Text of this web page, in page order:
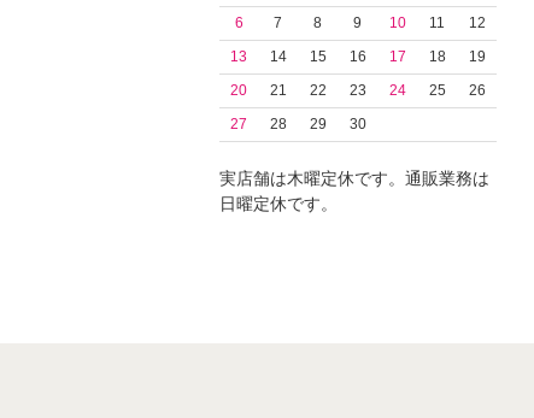
6
7 8 9 10 11
12
13
14 15 16 17 18
19
20
21 22 23 24 25
26
27
28 29 30
実店舗は木曜定休です。通販業務は
日曜定休です。